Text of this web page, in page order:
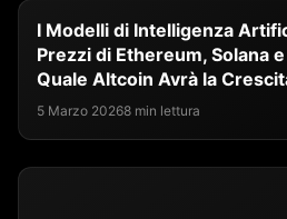
I Modelli di Intelligenza
Prezzi di Ethereum, Solana
Quale Altcoin Avrà la
5 Marzo 20268 min lettura